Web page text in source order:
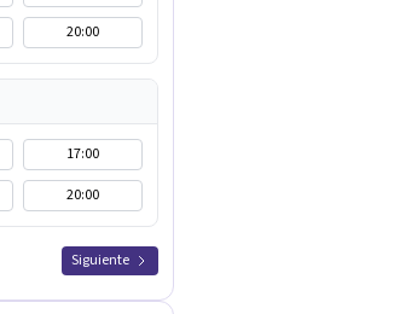
20:00
17:00
20:00
Siguiente